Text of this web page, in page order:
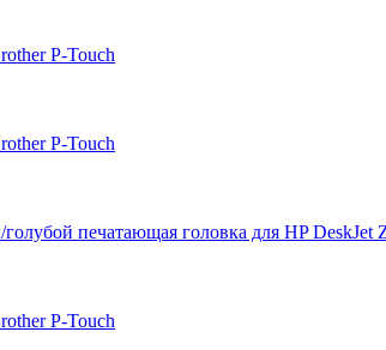
P-Touch
P-Touch
печатающая головка для HP DeskJet
P-Touch